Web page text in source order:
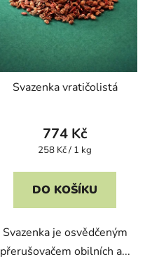
Svazenka vratičolistá
774 Kč
Měrná
258 Kč / 1 kg
DO KOŠÍKU
Svazenka je osvědčeným
přerušovačem obilních a...